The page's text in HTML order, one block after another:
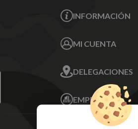
INFORMACIÓN
Sobre nosotros
MI CUENTA
Mis Direcciones
Mis Pedidos
Mis favoritos
FAQ's
DELEGACIONES
Écija - Sevilla
Av. Plaza de Toros.
Local 3
Córdoba
EMPRESA
Aviso Legal